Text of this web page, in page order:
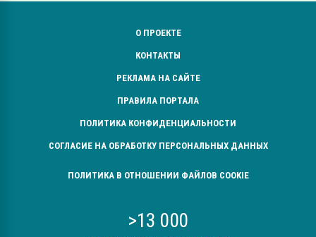
О ПРОЕКТЕ
КОНТАКТЫ
РЕКЛАМА НА САЙТЕ
ПРАВИЛА ПОРТАЛА
ПОЛИТИКА КОНФИДЕНЦИАЛЬНОСТИ
СОГЛАСИЕ НА ОБРАБОТКУ ПЕРСОНАЛЬНЫХ ДАННЫХ
ПОЛИТИКА В ОТНОШЕНИИ ФАЙЛОВ COOKIE
>13 000